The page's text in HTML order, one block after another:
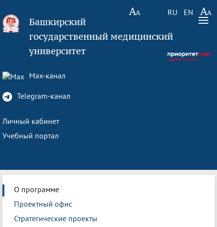
RU EN
Башкирский
государственный медицинский
университет
Max-канал
Telegram-канал
Личный кабинет
Учебный портал
О программе
Проектный офис
Стратегические проекты